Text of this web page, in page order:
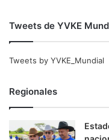
Tweets de YVKE
Tweets by YVKE_Mundial
Regionales